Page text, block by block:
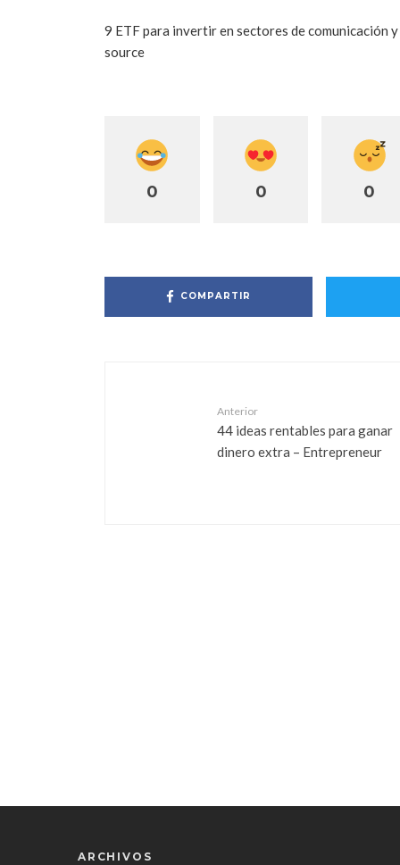
9 ETF para invertir en sectores de comunicación
source
0 0 0
COMPARTIR
Anterior
44 ideas rentables para ganar
dinero extra – Entrepreneur
ARCHIVOS